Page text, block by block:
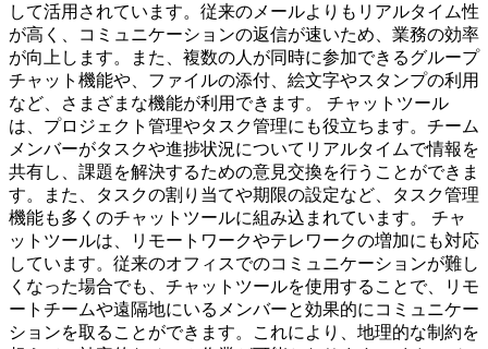
して活用されています。従来のメールよりもリアルタイム性
が高く、コミュニケーションの返信が速いため、業務の効率
が向上します。また、複数の人が同時に参加できるグループ
チャット機能や、ファイルの添付、絵文字やスタンプの利用
など、さまざまな機能が利用できます。 チャットツール
は、プロジェクト管理やタスク管理にも役立ちます。チーム
メンバーがタスクや進捗状況についてリアルタイムで情報を
共有し、課題を解決するための意見交換を行うことができま
す。また、タスクの割り当てや期限の設定など、タスク管理
機能も多くのチャットツールに組み込まれています。 チャ
ットツールは、リモートワークやテレワークの増加にも対応
しています。従来のオフィスでのコミュニケーションが難し
くなった場合でも、チャットツールを使用することで、リモ
ートチームや遠隔地にいるメンバーと効果的にコミュニケー
ションを取ることができます。これにより、地理的な制約を